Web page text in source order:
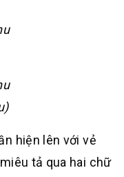
hiện lên với vẻ
tả qua hai chữ